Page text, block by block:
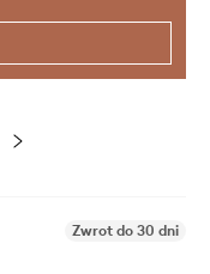
Zwrot do 30 dni